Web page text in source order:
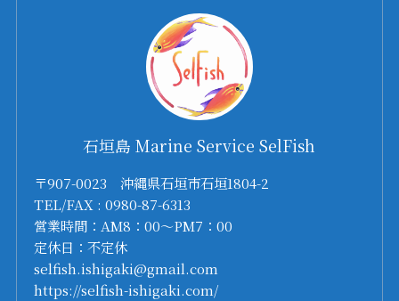
石垣島 Marine Service SelFish
〒907-0023 沖縄県石垣市石垣1804-2
TEL/FAX : 0980-87-6313
営業時間：AM8：00～PM7：00
定休日：不定休
selfish.ishigaki@gmail.com
https://selfish-ishigaki.com/